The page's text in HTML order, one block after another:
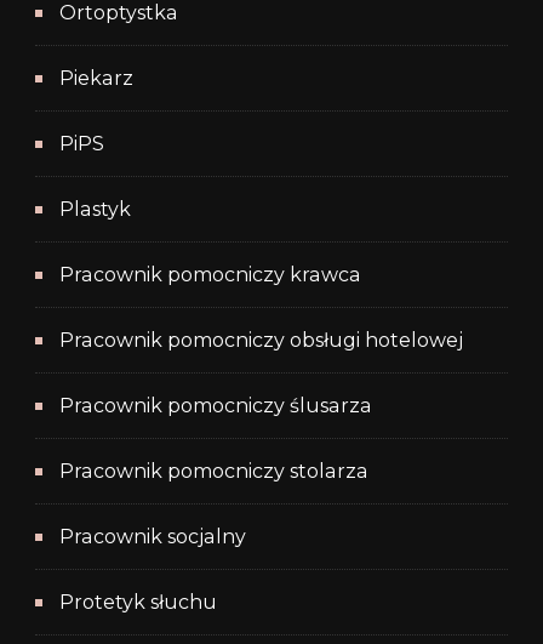
Ortoptystka
Piekarz
PiPS
Plastyk
Pracownik pomocniczy krawca
Pracownik pomocniczy obsługi hotelowej
Pracownik pomocniczy ślusarza
Pracownik pomocniczy stolarza
Pracownik socjalny
Protetyk słuchu